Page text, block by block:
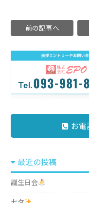
前の記事へ
お
最近の投稿
誕生日会